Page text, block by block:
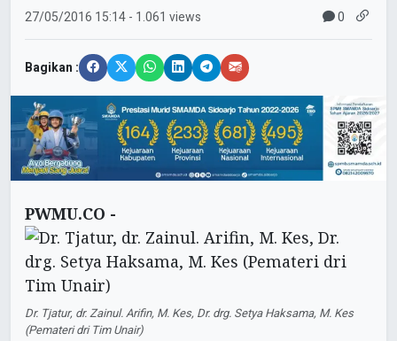
27/05/2016 15:14- 1.061 views 0
Bagikan :
PWMU.CO -
Dr. Tjatur, dr. Zainul. Arifin, M. Kes, Dr. drg. Setya Haksama, M. Kes
(Pemateri dri Tim Unair)